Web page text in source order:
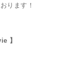
ります！
】